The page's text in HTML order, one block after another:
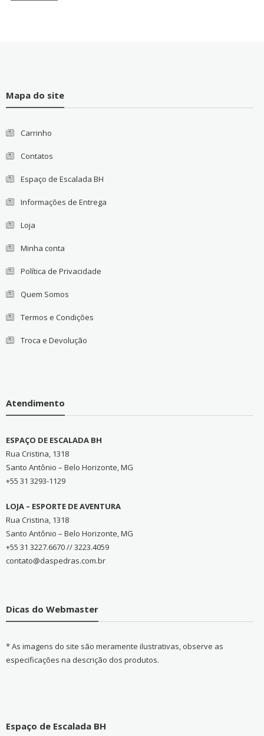
Mapa do site
Carrinho
Contatos
Espaço de Escalada BH
Informações de Entrega
Loja
Minha conta
Política de Privacidade
Quem Somos
Termos e Condições
Troca e Devolução
Atendimento
ESPAÇO DE ESCALADA BH
Rua Cristina, 1318
Santo Antônio – Belo Horizonte, MG
+55 31 3293-1129
LOJA – ESPORTE DE AVENTURA
Rua Cristina, 1318
Santo Antônio – Belo Horizonte, MG
+55 31 3227.6670 // 3223.4059
contato@daspedras.com.br
Dicas do Webmaster
* As imagens do site são meramente ilustrativas, observe as
especificações na descrição dos produtos.
Espaço de Escalada BH